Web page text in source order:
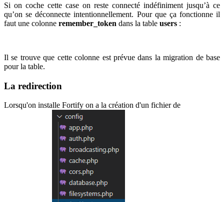
Si on coche cette case on reste connecté indéfiniment jusqu’à ce
qu’on se déconnecte intentionnellement. Pour que ça fonctionne il
faut une colonne remember_token dans la table users :
Il se trouve que cette colonne est prévue dans la migration de base
pour la table.
La redirection
Lorsqu'on installe Fortify on a la création d'un fichier de